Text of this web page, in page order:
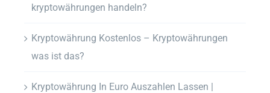
kryptowährungen handeln?
Kryptowährung Kostenlos – Kryptowährungen
was ist das?
Kryptowährung In Euro Auszahlen Lassen |